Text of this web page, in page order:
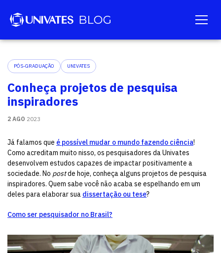
PÓS-GRADUAÇÃO UNIVATES
Conheça projetos de pesquisa
inspiradores
2 AGO 2023
Já falamos que é possível mudar o mundo fazendo ciência!
Como acreditam muito nisso, os pesquisadores da Univates
desenvolvem estudos capazes de impactar positivamente a
sociedade. No postde hoje, conheça alguns projetos de pesquisa
inspiradores. Quem sabe você não acaba se espelhando em um
deles para elaborar sua dissertação ou tese?
Como ser pesquisador no Brasil?